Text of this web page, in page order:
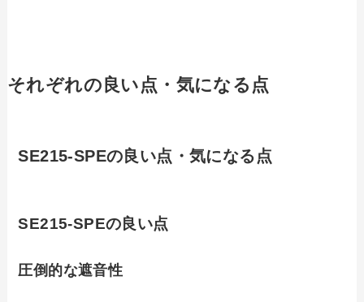
それぞれの良い点・気になる点
SE215-SPEの良い点・気になる点
SE215-SPEの良い点
圧倒的な遮音性